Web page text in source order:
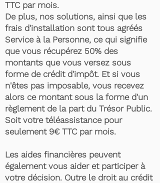
TTC par mois.
De plus, nos solutions, ainsi que les
frais d'installation sont tous agréés
Service à la Personne, ce qui signifie
que vous récupérez 50% des
montants que vous versez sous
forme de crédit d'impôt. Et si vous
n'êtes pas imposable, vous recevez
alors ce montant sous la forme d'un
règlement de la part du Trésor Public.
Soit votre téléassistance pour
seulement 9€ TTC par mois.
Les aides financières peuvent
également vous aider et participer à
votre décision. Outre le droit au crédit